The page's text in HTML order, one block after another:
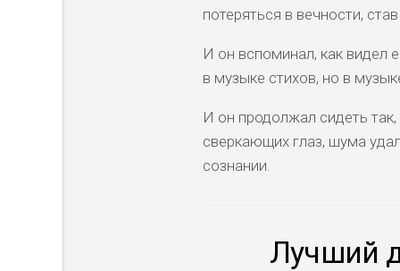
потеряться в вечности,
И он вспоминал, как видел
в музыке стихов, но в
И он продолжал сидеть
сверкающих глаз, шума
сознании.
Лучший